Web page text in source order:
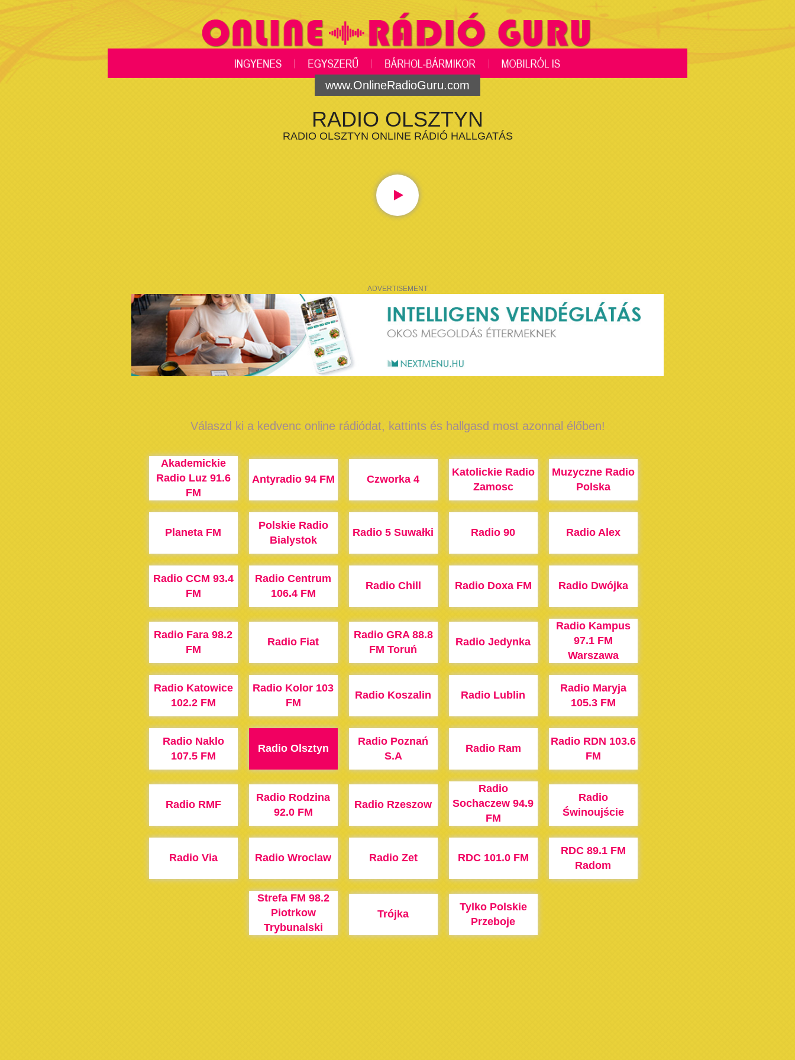
www.OnlineRadioGuru.com
RADIO OLSZTYN
RADIO OLSZTYN ONLINE RÁDIÓ HALLGATÁS
ADVERTISEMENT
Válaszd ki a kedvenc online rádiódat, kattints és hallgasd most azonnal élőben!
Akademickie
Radio Luz 91.6
FM
Antyradio 94 FM Czworka 4
Katolickie Radio
Zamosc
Muzyczne Radio
Polska
Planeta FM
Polskie Radio
Bialystok
Radio 5 Suwałki Radio 90 Radio Alex
Radio CCM 93.4
FM
Radio Centrum
106.4 FM
Radio Chill Radio Doxa FM Radio Dwójka
Radio Fara 98.2
FM
Radio Fiat
Radio GRA 88.8
FM Toruń
Radio Jedynka
Radio Kampus
97.1 FM
Warszawa
Radio Katowice
102.2 FM
Radio Kolor 103
FM
Radio Koszalin Radio Lublin
Radio Maryja
105.3 FM
Radio Naklo
107.5 FM
Radio Olsztyn
Radio Poznań
S.A
Radio Ram
Radio RDN 103.6
FM
Radio RMF
Radio Rodzina
92.0 FM
Radio Rzeszow
Radio
Sochaczew 94.9
FM
Radio
Świnoujście
Radio Via Radio Wroclaw Radio Zet RDC 101.0 FM
RDC 89.1 FM
Radom
Strefa FM 98.2
Piotrkow
Trybunalski
Trójka
Tylko Polskie
Przeboje